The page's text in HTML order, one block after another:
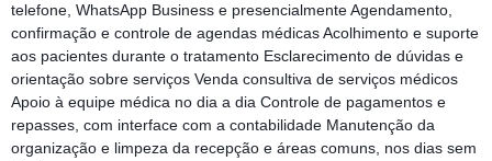
telefone, WhatsApp Business e presencialmente Agendamento,
confirmação e controle de agendas médicas Acolhimento e suporte
aos pacientes durante o tratamento Esclarecimento de dúvidas e
orientação sobre serviços Venda consultiva de serviços médicos
Apoio à equipe médica no dia a dia Controle de pagamentos e
repasses, com interface com a contabilidade Manutenção da
organização e limpeza da recepção e áreas comuns, nos dias sem